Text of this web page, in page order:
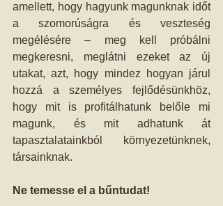
amellett, hogy hagyunk magunknak időt
a szomorúságra és veszteség
megélésére – meg kell próbálni
megkeresni, meglátni ezeket az új
utakat, azt, hogy mindez hogyan járul
hozzá a személyes fejlődésünkhöz,
hogy mit is profitálhatunk belőle mi
magunk, és mit adhatunk át
tapasztalatainkból környezetünknek,
társainknak.
Ne temesse el a bűntudat!